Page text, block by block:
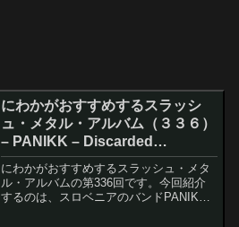
にわかがおすすめするスラッシ
ュ・メタル・アルバム（３３６）
– PANIKK – Discarded
Existence
にわかがおすすめするスラッシュ・メタ
ル・アルバムの第336回です。今回紹介
するのは、スロベニアのバンドPANIKK